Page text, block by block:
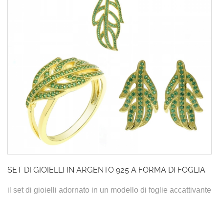
SET DI GIOIELLI IN ARGENTO 925 A FORMA DI FOGLIA
il set di gioielli adornato in un modello di foglie accattivante